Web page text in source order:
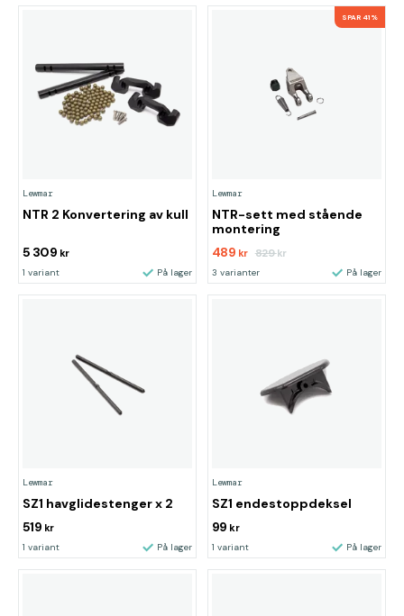
Lewmar
NTR 2 Konvertering av kull
5 309 kr
1 variant På lager
SPAR 41%
Lewmar
NTR-sett med stående
montering
489 kr 829kr
3 varianter På lager
Lewmar
SZ1 havglidestenger x 2
519 kr
1 variant På lager
Lewmar
SZ1 endestoppdeksel
99 kr
1 variant På lager